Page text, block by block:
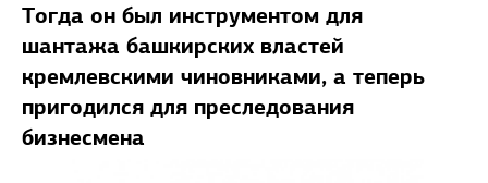
Тогда он был инструментом для
шантажа башкирских властей
кремлевскими чиновниками, а теперь
пригодился для преследования
бизнесмена